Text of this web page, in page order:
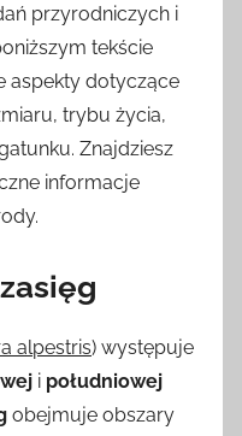
przyrodniczych i
tekście
aspekty dotyczące
trybu życia,
Znajdziesz
informacje
alpestris) występuje
i południowej
obejmuje obszary